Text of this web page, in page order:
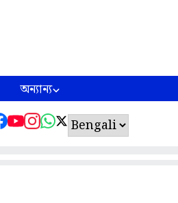
অন্যান্য